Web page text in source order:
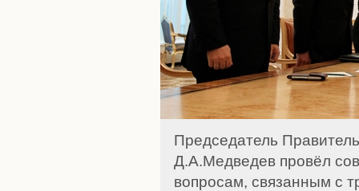
Председатель
Д.А.Медведев провёл
вопросам, связанным с